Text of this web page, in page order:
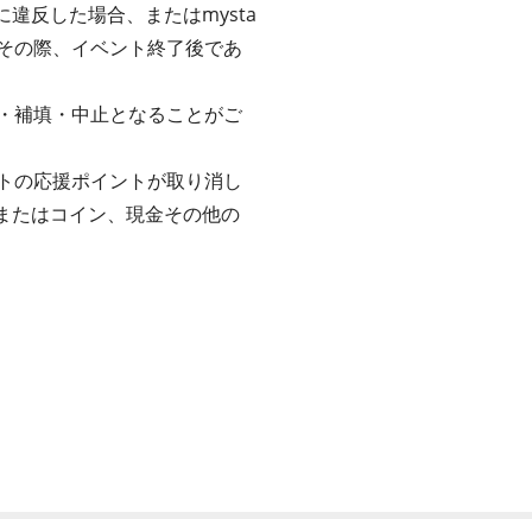
違反した場合、またはmysta
の際、イベント終了後であ
補填・中止となることがご
の応援ポイントが取り消し
たはコイン、現金その他の